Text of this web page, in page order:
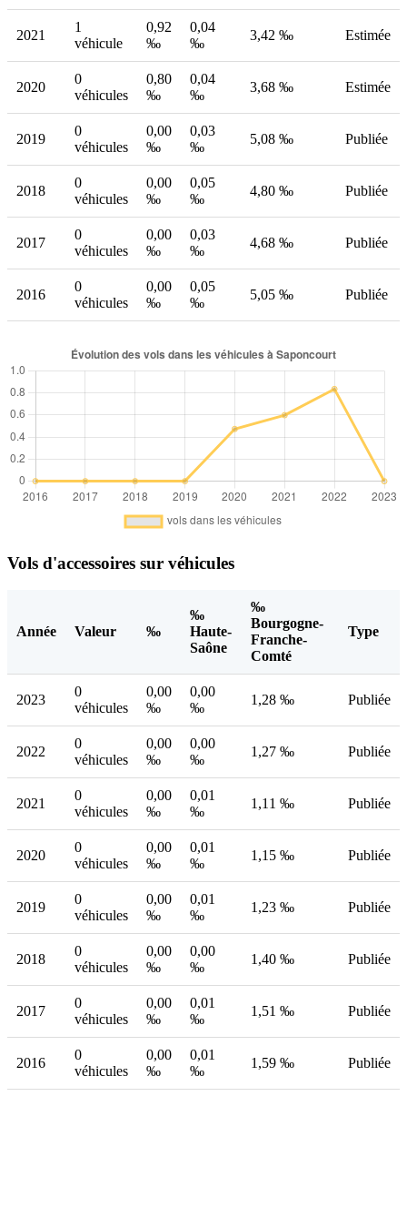
2021
1
véhicule
0,92
‰
0,04
‰
3,42 ‰ Estimée
2020
0
véhicules
0,80
‰
0,04
‰
3,68 ‰ Estimée
2019
0
véhicules
0,00
‰
0,03
‰
5,08 ‰ Publiée
2018
0
véhicules
0,00
‰
0,05
‰
4,80 ‰ Publiée
2017
0
véhicules
0,00
‰
0,03
‰
4,68 ‰ Publiée
2016
0
véhicules
0,00
‰
0,05
‰
5,05 ‰ Publiée
Vols d'accessoires sur véhicules
Année Valeur ‰
‰
Haute-
Saône
‰
Bourgogne-
Franche-
Comté
Type
2023
0
véhicules
0,00
‰
0,00
‰
1,28 ‰ Publiée
2022
0
véhicules
0,00
‰
0,00
‰
1,27 ‰ Publiée
2021
0
véhicules
0,00
‰
0,01
‰
1,11 ‰ Publiée
2020
0
véhicules
0,00
‰
0,01
‰
1,15 ‰ Publiée
2019
0
véhicules
0,00
‰
0,01
‰
1,23 ‰ Publiée
2018
0
véhicules
0,00
‰
0,00
‰
1,40 ‰ Publiée
2017
0
véhicules
0,00
‰
0,01
‰
1,51 ‰ Publiée
2016
0
véhicules
0,00
‰
0,01
‰
1,59 ‰ Publiée